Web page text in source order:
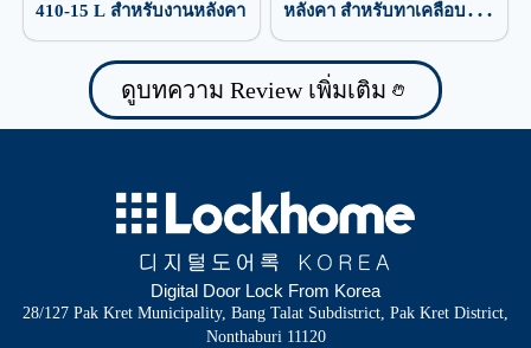
410-15 L สำหรับงานหลังคา
หลังคา สำหรับทาเคลือบ
ป้องกันน้ำรั่วซึม
ดูบทความ Review เพิ่มเติม
Digital Door Lock From Korea
28/127 Pak Kret Municipality, Bang Talat Subdistrict, Pak Kret District,
Nonthaburi 11120